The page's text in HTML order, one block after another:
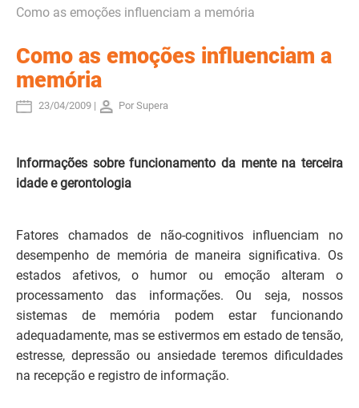
Como as emoções influenciam a memória
Como as emoções influenciam a
memória
23/04/2009 | Por Supera
Informações sobre funcionamento da mente na terceira
idade e gerontologia
Fatores chamados de não-cognitivos influenciam no
desempenho de memória de maneira significativa. Os
estados afetivos, o humor ou emoção alteram o
processamento das informações. Ou seja, nossos
sistemas de memória podem estar funcionando
adequadamente, mas se estivermos em estado de tensão,
estresse, depressão ou ansiedade teremos dificuldades
na recepção e registro de informação.